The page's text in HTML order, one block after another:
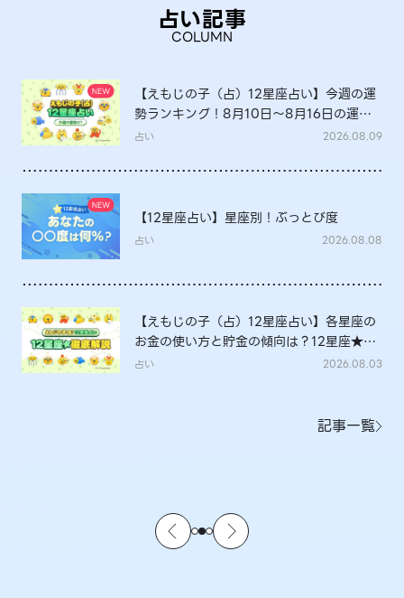
占い記事
COLUMN
【えもじの子（占）12星座占い】今週の運
勢ランキング！8月10日～8月16日の運勢
は？
占い 2026.08.09
【12星座占い】星座別！ぶっとび度
占い 2026.08.08
【えもじの子（占）12星座占い】各星座の
お金の使い方と貯金の傾向は？12星座★徹
底解説
占い 2026.08.03
記事一覧